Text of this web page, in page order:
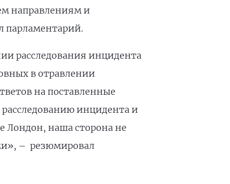
направлениям и
парламентарий.
расследования инцидента
в отравлении
на поставленные
расследованию инцидента и
Лондон, наша сторона не
– резюмировал